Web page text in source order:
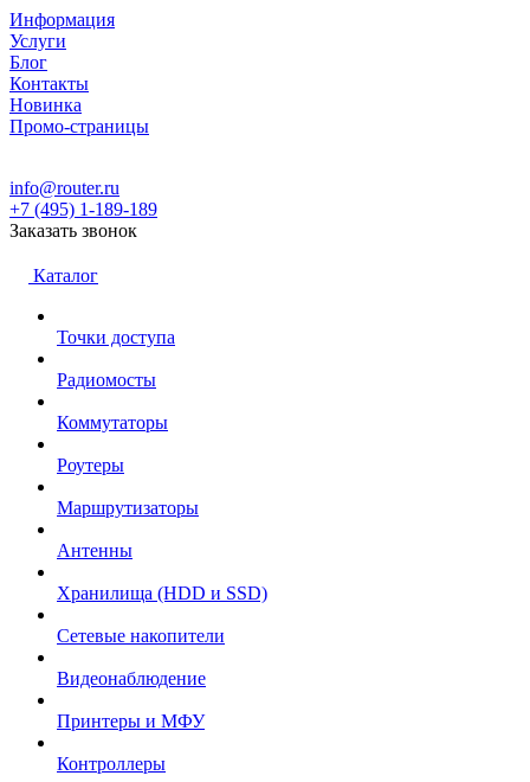
Информация
Услуги
Блог
Контакты
Новинка
Промо-страницы
info@router.ru
+7 (495) 1-189-189
Заказать звонок
Каталог
Точки доступа
Радиомосты
Коммутаторы
Роутеры
Маршрутизаторы
Антенны
Хранилища (HDD и SSD)
Сетевые накопители
Видеонаблюдение
Принтеры и МФУ
Контроллеры